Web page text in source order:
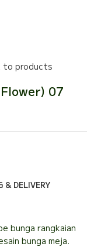
to products
07
& DELIVERY
bunga rangkaian
bunga meja.